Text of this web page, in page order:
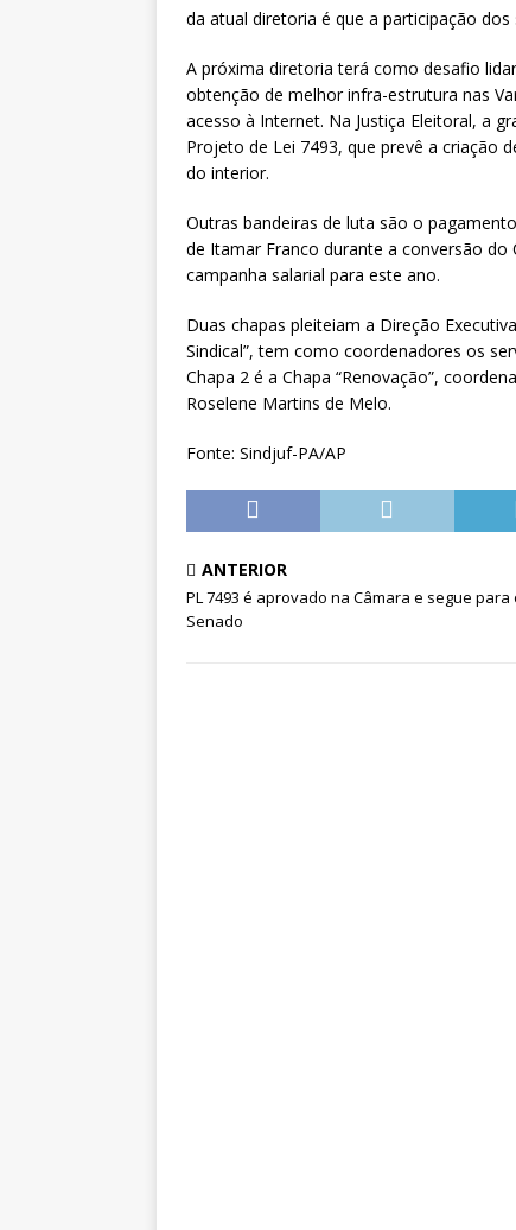
da atual diretoria é que a participação dos
A próxima diretoria terá como desafio
obtenção de melhor infra-estrutura nas
acesso à Internet. Na Justiça Eleitoral, a
Projeto de Lei 7493, que prevê a criação
do interior.
Outras bandeiras de luta são o
de Itamar Franco durante a conversão do
campanha salarial para este ano.
Duas chapas pleiteiam a Direção
Sindical”, tem como coordenadores os
Chapa 2 é a Chapa “Renovação”,
Roselene Martins de Melo.
Fonte: Sindjuf-PA/AP
ANTERIOR
PL 7493 é aprovado na Câmara e segue para
Senado